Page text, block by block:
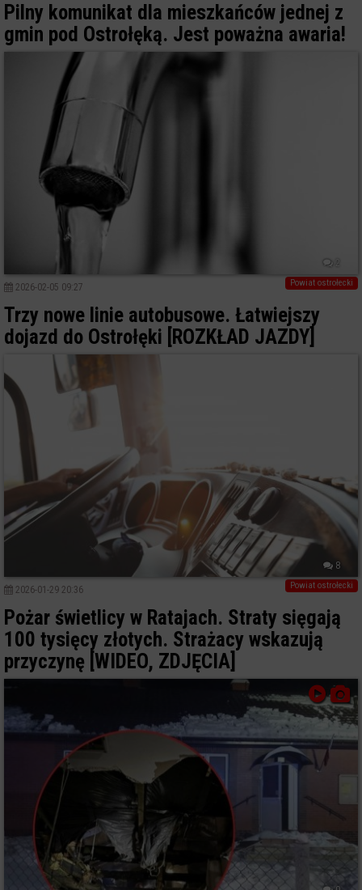
Pilny komunikat dla mieszkańców jednej z
gmin pod Ostrołęką. Jest poważna awaria!
2
Powiat ostrołecki
2026-02-05 09:27
Trzy nowe linie autobusowe. Łatwiejszy
dojazd do Ostrołęki [ROZKŁAD JAZDY]
8
Powiat ostrołecki
2026-01-29 20:36
Pożar świetlicy w Ratajach. Straty sięgają
100 tysięcy złotych. Strażacy wskazują
przyczynę [WIDEO, ZDJĘCIA]